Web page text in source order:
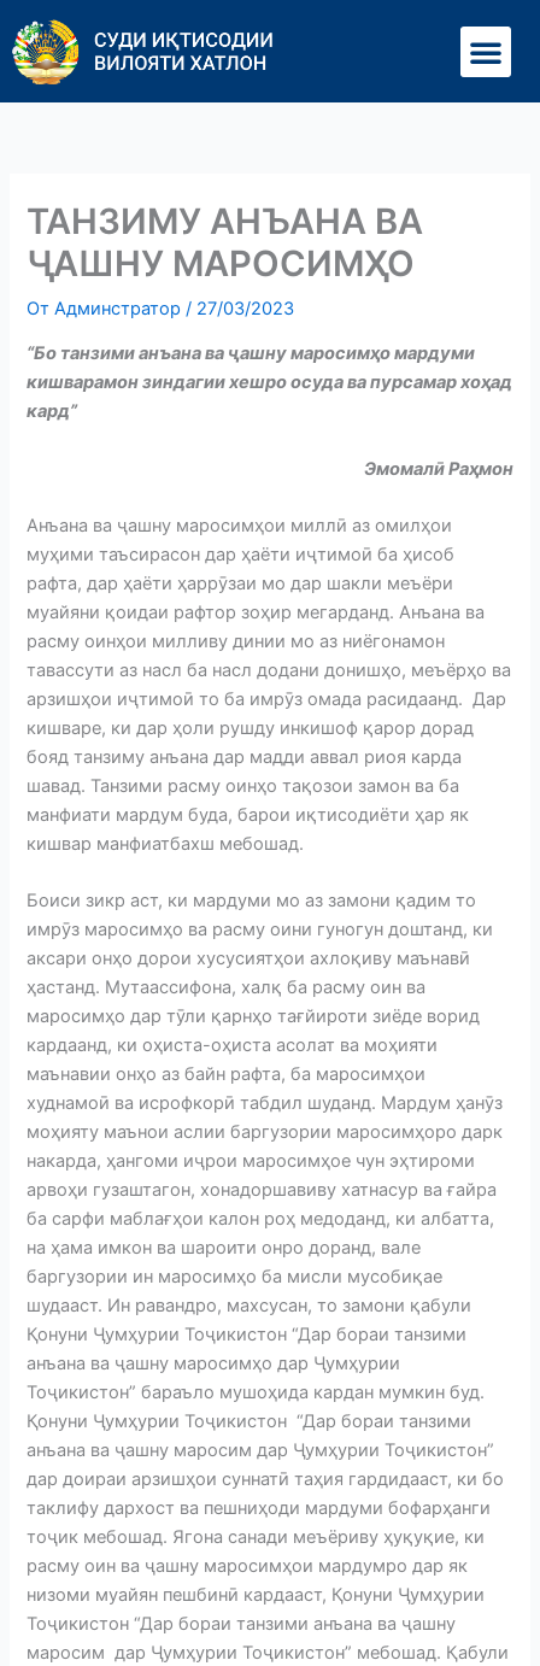
содержимому
ТАНЗИМУ АНЪАНА ВА
ҶАШНУ МАРОСИМҲО
ОтАдминстратор/ 27/03/2023
“Бо танзими анъана ва ҷашнумаросимҳомардуми
кишварамонзиндагиихешроосудавапурсамархоҳад
кард”
ЭмомалӣРаҳмон
Анъана ва ҷашну маросимҳои миллӣ аз омилҳои
муҳими таъсирасон дар ҳаёти иҷтимоӣ ба ҳисоб
рафта, дар ҳаёти ҳаррӯзаи мо дар шакли меъёри
муайяни қоидаи рафтор зоҳир мегарданд. Анъана ва
расму оинҳои милливу динии мо аз ниёгонамон
тавассути аз насл ба насл додани донишҳо, меъёрҳо ва
арзишҳои иҷтимоӣ то ба имрӯз омада расидаанд. Дар
кишваре, ки дар ҳоли рушду инкишоф қарор дорад
бояд танзиму анъана дар мадди аввал риоя карда
шавад. Танзими расму оинҳо тақозои замон ва ба
манфиати мардум буда, барои иқтисодиёти ҳар як
кишвар манфиатбахш мебошад.
Боиси зикр аст, ки мардуми мо аз замони қадим то
имрӯз маросимҳо ва расму оини гуногун доштанд, ки
аксари онҳо дорои хусусиятҳои ахлоқиву маънавӣ
ҳастанд. Мутаассифона, халқ ба расму оин ва
маросимҳо дар тӯли қарнҳо тағйироти зиёде ворид
кардаанд, ки оҳиста-оҳиста асолат ва моҳияти
маънавии онҳо аз байн рафта, ба маросимҳои
худнамоӣ ва исрофкорӣ табдил шуданд. Мардум ҳанӯз
моҳияту маънои аслии баргузории маросимҳоро дарк
накарда, ҳангоми иҷрои маросимҳое чун эҳтироми
арвоҳи гузаштагон, хонадоршавиву хатнасур ва ғайра
ба сарфи маблағҳои калон роҳ медоданд, ки албатта,
на ҳама имкон ва шароити онро доранд, вале
баргузории ин маросимҳо ба мисли мусобиқае
шудааст. Ин равандро, махсусан, то замони қабули
Қонуни Ҷумҳурии Тоҷикистон “Дар бораи танзими
анъана ва ҷашну маросимҳо дар Ҷумҳурии
Тоҷикистон” бараъло мушоҳида кардан мумкин буд.
Қонуни Ҷумҳурии Тоҷикистон “Дар бораи танзими
анъана ва ҷашну маросим дар Ҷумҳурии Тоҷикистон”
дар доираи арзишҳои суннатӣ таҳия гардидааст, ки бо
таклифу дархост ва пешниҳоди мардуми бофарҳанги
тоҷик мебошад. Ягона санади меъёриву ҳуқуқие, ки
расму оин ва ҷашну маросимҳои мардумро дар як
низоми муайян пешбинӣ кардааст, Қонуни Ҷумҳурии
Тоҷикистон “Дар бораи танзими анъана ва ҷашну
маросим дар Ҷумҳурии Тоҷикистон” мебошад. Қабули